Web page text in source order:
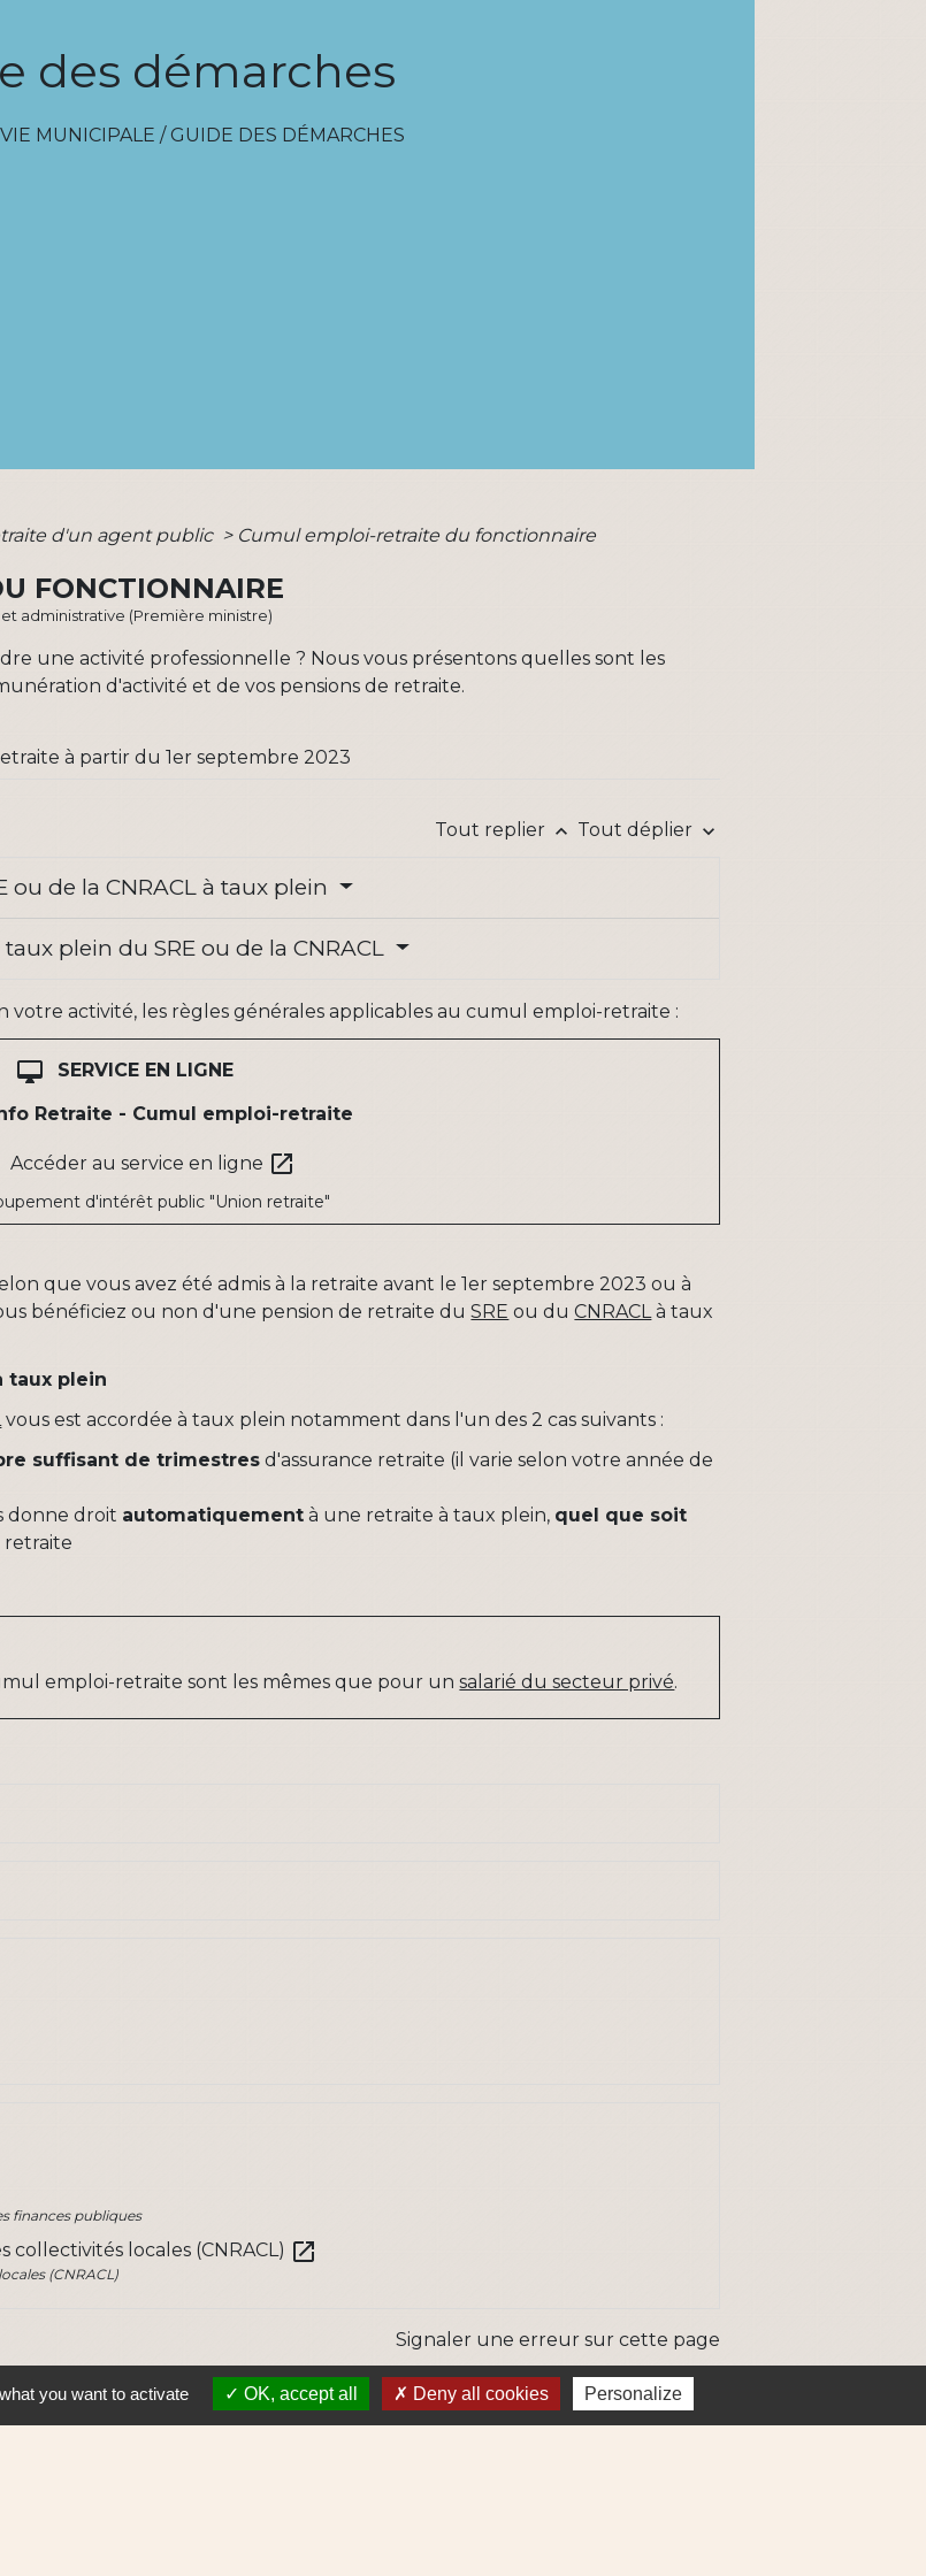
des démarches
VIE MUNICIPALE / GUIDE DES DÉMARCHES
d'un agent public > Cumul emploi-retraite du fonctionnaire
FONCTIONNAIRE
administrative (Première ministre)
une activité professionnelle ? Nous vous présentons quelles sont les
d'activité et de vos pensions de retraite.
à partir du 1er septembre 2023
Tout replier keyboard_arrow_up Tout déplier keyboard_arrow_down
de la CNRACL à taux plein
plein du SRE ou de la CNRACL
votre activité, les règles générales applicables au cumul emploi-retraite :
desktop_mac
SERVICE EN LIGNE
Retraite - Cumul emploi-retraite
Accéder au service en ligne open_in_new
d'intérêt public "Union retraite"
que vous avez été admis à la retraite avant le 1er septembre 2023 ou à
bénéficiez ou non d'une pension de retraite duSRE ou duCNRACL à taux
taux plein
vous est accordée à taux plein notamment dans l'un des 2 cas suivants :
suffisant de trimestres d'assurance retraite (il varie selon votre année de
donne droit automatiquement à une retraite à taux plein, quel que soit
retraite
emploi-retraite sont les mêmes que pour unsalarié du secteur privé.
finances publiques
collectivités locales (CNRACL) open_in_new
(CNRACL)
Signaler une erreur sur cette page
you want to activate OK, accept all Deny all cookies Personalize